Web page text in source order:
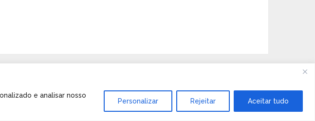
e analisar nosso
Personalizar Rejeitar Aceitar tudo
Tema de MyThemeShop